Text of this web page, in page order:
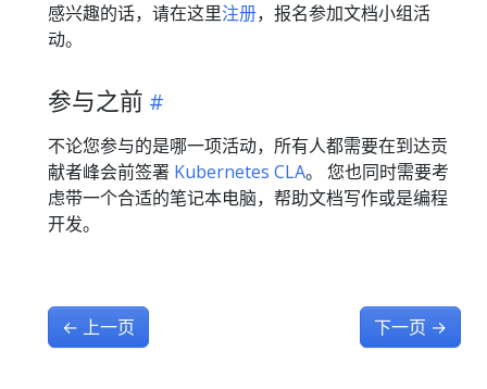
感兴趣的话，请在这里注册，报名参加文档小组活
动。
参与之前
不论您参与的是哪一项活动，所有人都需要在到达贡
献者峰会前签署 Kubernetes CLA。 您也同时需要考
虑带一个合适的笔记本电脑，帮助文档写作或是编程
开发。
← 上一页 下一页 →